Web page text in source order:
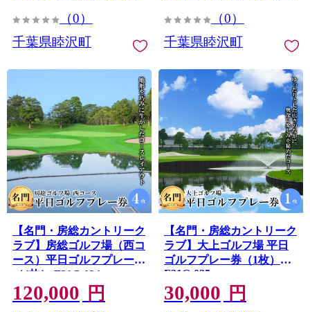
（0）
千葉県睦沢町
（0）
千葉県睦沢町
【名門・房総カントリーク
ラブ】房総ゴルフ場（西コ
ース）平日ゴルフプレー券
（4枚） F21G-024
120,000 円
【名門・房総カントリーク
ラブ】大上ゴルフ場 平日
ゴルフプレー券（1枚）
F21G-025
30,000 円